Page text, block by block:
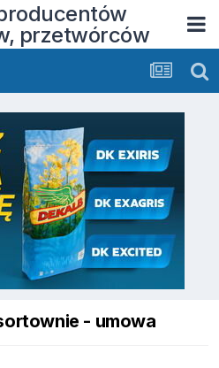
przetwórców
- umowa